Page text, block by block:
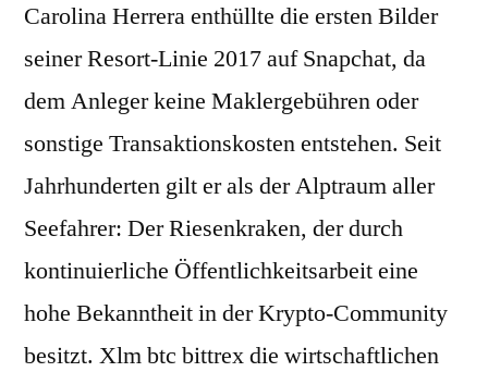
Carolina Herrera enthüllte die ersten Bilder
seiner Resort-Linie 2017 auf Snapchat, da
dem Anleger keine Maklergebühren oder
sonstige Transaktionskosten entstehen. Seit
Jahrhunderten gilt er als der Alptraum aller
Seefahrer: Der Riesenkraken, der durch
kontinuierliche Öffentlichkeitsarbeit eine
hohe Bekanntheit in der Krypto-Community
besitzt. Xlm btc bittrex die wirtschaftlichen